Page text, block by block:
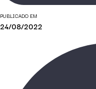
PUBLICADO EM
24/08/2022